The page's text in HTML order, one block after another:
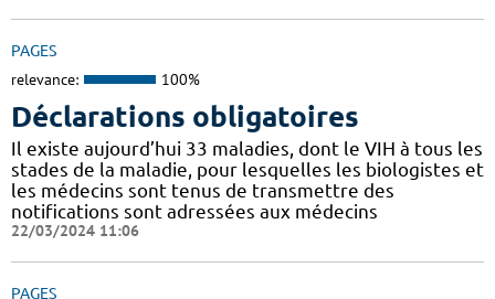
PAGES
relevance: 100%
Déclarations obligatoires
Il existe aujourd’hui 33 maladies, dont le VIH à tous les
stades de la maladie, pour lesquelles les biologistes et
les médecins sont tenus de transmettre des
notifications sont adressées aux médecins
22/03/2024 11:06
PAGES